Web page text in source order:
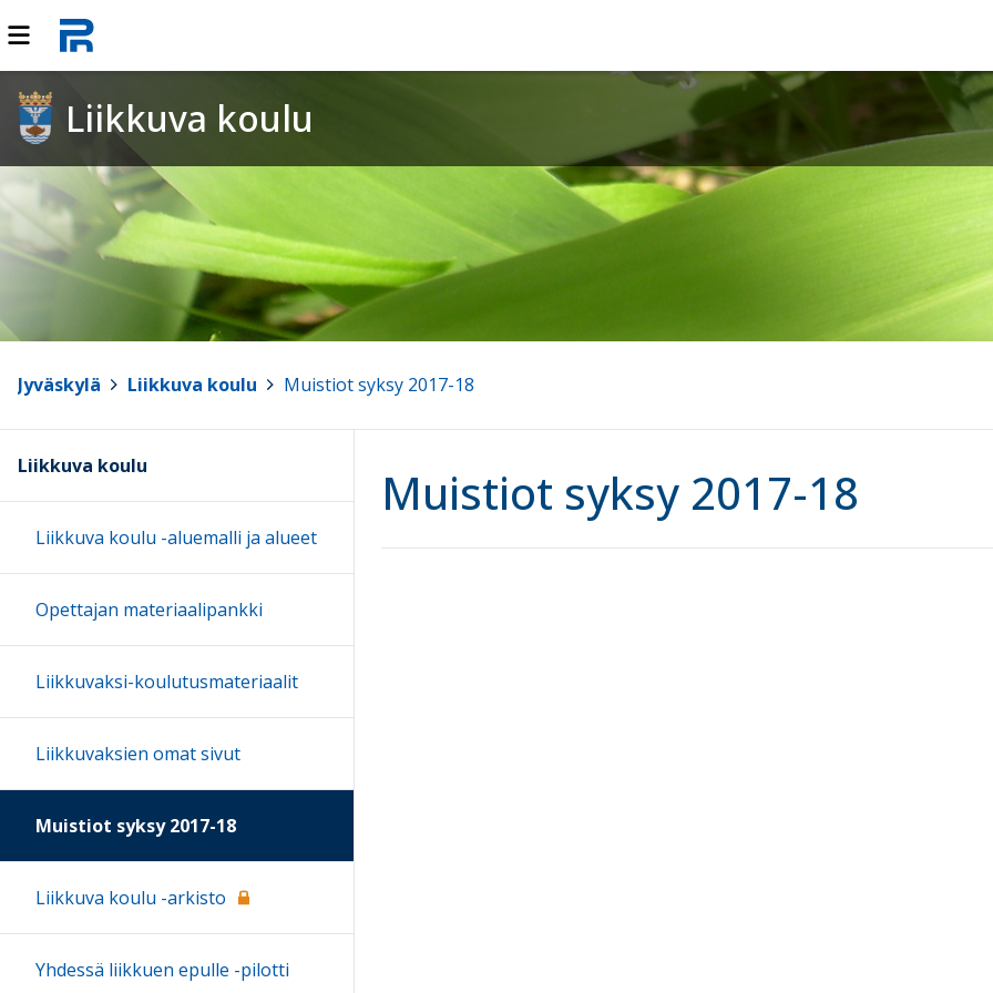
Liikkuva koulu
Jyväskylä Liikkuva koulu Muistiot syksy 2017-18
Muistiot syksy 2017-18
Liikkuva koulu
Liikkuva koulu -aluemalli ja alueet
Opettajan materiaalipankki
Liikkuvaksi-koulutusmateriaalit
Liikkuvaksien omat sivut
Muistiot syksy 2017-18
Liikkuva koulu -arkisto
Yhdessä liikkuen epulle -pilotti